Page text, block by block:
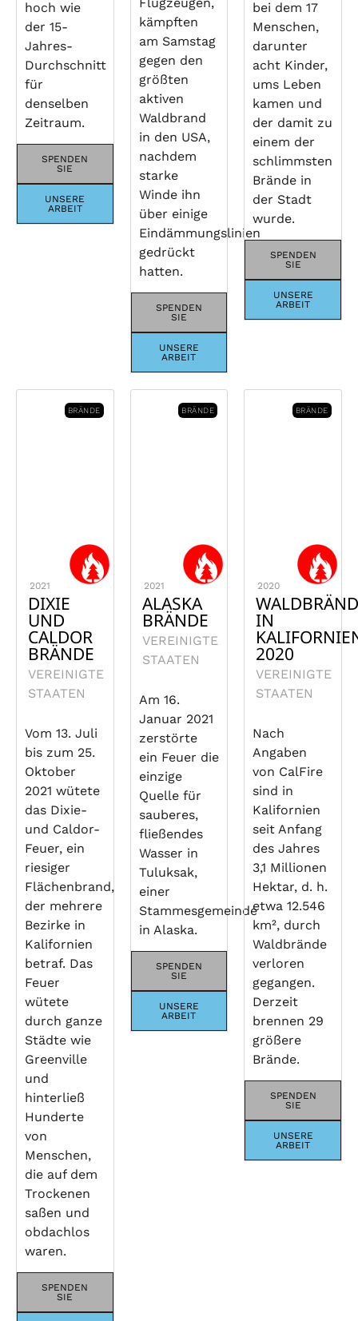
hoch wie
der 15-
Jahres-
Durchschnitt
für
denselben
Zeitraum.
SPENDEN
SIE
UNSERE
ARBEIT
kämpften
am Samstag
gegen den
größten
aktiven
Waldbrand
in den USA,
nachdem
starke
Winde ihn
über einige
Eindämmungslinien
gedrückt
hatten.
SPENDEN
SIE
UNSERE
ARBEIT
bei dem 17
Menschen,
darunter
acht Kinder,
ums Leben
kamen und
der damit zu
einem der
schlimmsten
Brände in
der Stadt
wurde.
SPENDEN
SIE
UNSERE
ARBEIT
BRÄNDE
2021
DIXIE
UND
CALDOR
BRÄNDE
VEREINIGTE
STAATEN
Vom 13. Juli
bis zum 25.
Oktober
2021 wütete
das Dixie-
und Caldor-
Feuer, ein
riesiger
Flächenbrand,
der mehrere
Bezirke in
Kalifornien
betraf. Das
Feuer
wütete
durch ganze
Städte wie
Greenville
und
hinterließ
Hunderte
von
Menschen,
die auf dem
Trockenen
saßen und
obdachlos
waren.
SPENDEN
SIE
BRÄNDE
2021
ALASKA
BRÄNDE
VEREINIGTE
STAATEN
Am 16.
Januar 2021
zerstörte
ein Feuer die
einzige
Quelle für
sauberes,
fließendes
Wasser in
Tuluksak,
einer
Stammesgemeinde
in Alaska.
SPENDEN
SIE
UNSERE
ARBEIT
BRÄNDE
2020
IN
2020
VEREINIGTE
STAATEN
Nach
Angaben
von CalFire
sind in
Kalifornien
seit Anfang
des Jahres
3,1 Millionen
Hektar, d. h.
etwa 12.546
km², durch
Waldbrände
verloren
gegangen.
Derzeit
brennen 29
größere
Brände.
SPENDEN
SIE
UNSERE
ARBEIT